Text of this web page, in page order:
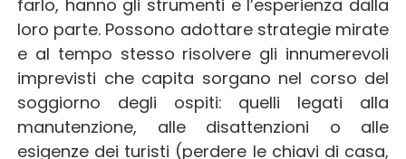
farlo, hanno gli strumenti e l’esperienza dalla
loro parte. Possono adottare strategie mirate
e al tempo stesso risolvere gli innumerevoli
imprevisti che capita sorgano nel corso del
soggiorno degli ospiti: quelli legati alla
manutenzione, alle disattenzioni o alle
esigenze dei turisti (perdere le chiavi di casa,